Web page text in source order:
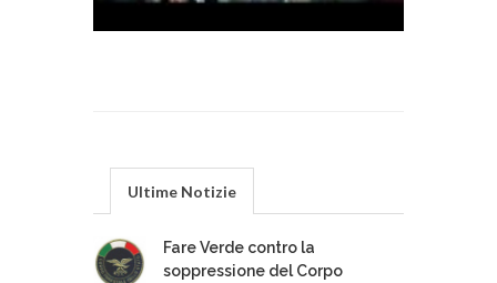
Ultime Notizie
Fare Verde contro la
soppressione del Corpo